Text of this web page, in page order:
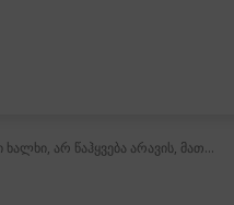
არ წაჰყვება არავის, მათ...